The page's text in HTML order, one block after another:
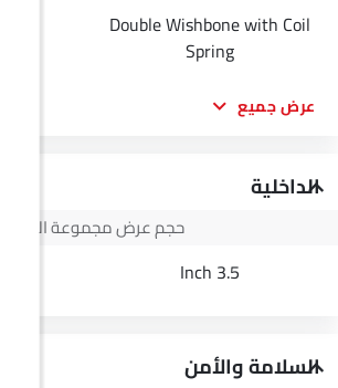
Double Wishbone with Coil
Spring
عرض جميع
الداخلية
حجم عرض مجموعة الأجهزة
3.5 Inch
السلامة والأمن